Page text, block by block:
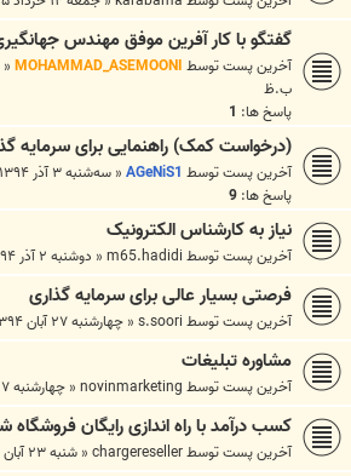
گفتگو با کار آفرین موفق مهندس
آخرین پست توسط MOHAMMAD_ASEMOONI
«
ب.ظ
پاسخ ها: 1
(درخواست کمک) راهنمایی برای سرمایه
آخرین پست توسط AGeNiS1
« سه‌شنبه ۳ آذر ۱۳۹۴, ۹:۵۵ ب.ظ
پاسخ ها: 9
نیاز به کارشناس الکترونیک
آخرین پست توسط m65.hadidi
« دوشنبه ۲ آذر ۱۳۹۴, ۸:۵۵ ق.ظ
فرصتی بسیار عالی برای سرمایه گذاری
آخرین پست توسط s.soori
« چهارشنبه ۲۷ آبان ۱۳۹۴, ۷:۵۳ ب.ظ
مشاوره تبلیغات
آخرین پست توسط novinmarketing
« چهارشنبه ۲۷ آبان ۱۳۹۴, ۱:۲۷ ب.ظ
کسب درآمد با راه اندازی رایگان فروشگاه
آخرین پست توسطchargereseller
« شنبه ۲۳ آبان ۱۳۹۴, ۱۲:۱۹ ب.ظ